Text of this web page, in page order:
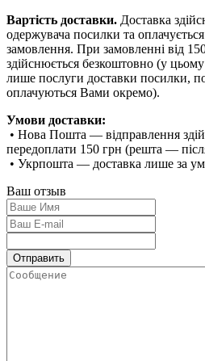
Вартість доставки. Доставка
одержувача посилки та
замовлення. При замовленні від
здійснюється безкоштовно (у
лише послуги доставки посилки,
оплачуються Вами окремо).
Умови доставки:
• Нова Пошта — відправлення
передоплати 150 грн (решта —
• Укрпошта — доставка лише за
Ваш отзыв